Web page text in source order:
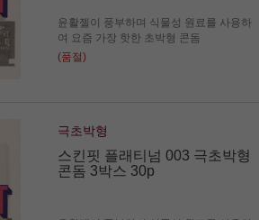
윤활젤이 풍부하며 식물성 원료를 사용하
여 요즘 가장 핫한 초박형 콘돔
(품절)
극초박형
스킨핏 플래티넘 003 극초박형
콘돔 3박스 30p